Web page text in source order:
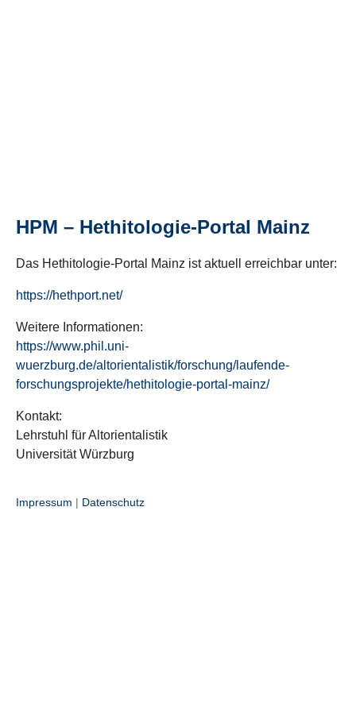
HPM – Hethitologie-Portal Mainz
Das Hethitologie-Portal Mainz ist aktuell erreichbar unter:
https://hethport.net/
Weitere Informationen:
https://www.phil.uni-
wuerzburg.de/altorientalistik/forschung/laufende-
forschungsprojekte/hethitologie-portal-mainz/
Kontakt:
Lehrstuhl für Altorientalistik
Universität Würzburg
Impressum | Datenschutz